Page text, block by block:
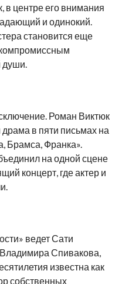
в центре его внимания
и одинокий.
становится еще
души.
Роман Виктюк
в пяти письмах на
Брамса, Франка».
на одной сцене
концерт, где актер и
ведет Сати
Спивакова,
известна как
собственных